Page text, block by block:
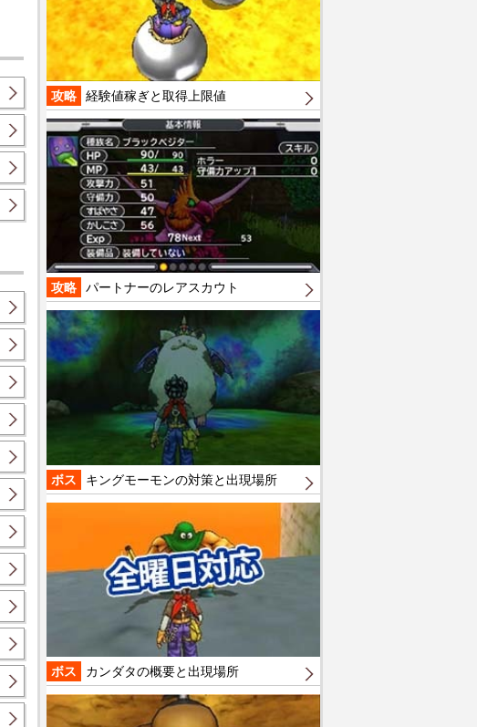
攻略 経験値稼ぎと取得上限値
攻略 パートナーのレアスカウト
ボス キングモーモンの対策と出現場所
ボス カンダタの概要と出現場所